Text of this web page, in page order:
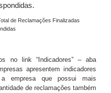
de Reclamações Finalizadas
no link “Indicadores” – aba
apresentem indicadores
empresa que possui mais
de reclamações também